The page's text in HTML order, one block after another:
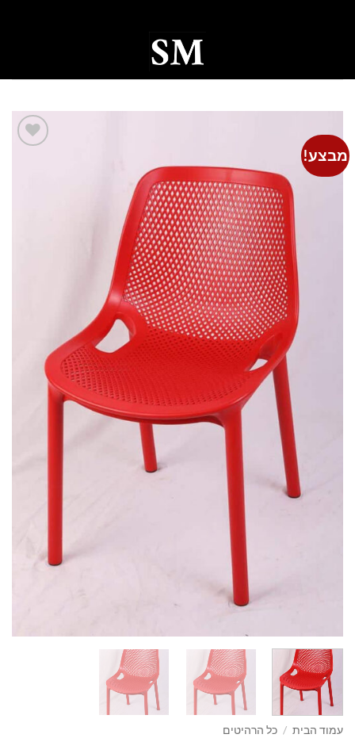
מבצע!
עמוד הבית / כל הרהיטים